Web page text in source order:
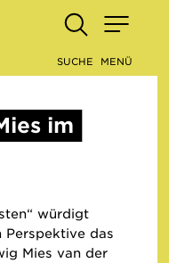
SUCHE MENÜ
im
würdigt
Perspektive das
Mies van der